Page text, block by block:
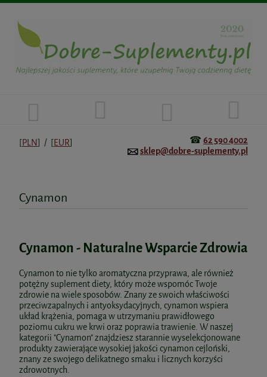
[PLN] / [EUR] ☎ 62 590 4002
sklep@dobre-suplementy.pl
Cynamon
Cynamon - Naturalne Wsparcie Zdrowia
Cynamon to nie tylko aromatyczna przyprawa, ale również
potężny suplement diety, który może wspomóc Twoje
zdrowie na wiele sposobów. Znany ze swoich właściwości
przeciwzapalnych i antyoksydacyjnych, cynamon wspiera
układ krążenia, pomaga w utrzymaniu prawidłowego
poziomu cukru we krwi oraz poprawia trawienie. W naszej
kategorii "Cynamon" znajdziesz starannie wyselekcjonowane
produkty zawierające wysokiej jakości cynamon cejloński,
znany ze swojego delikatnego smaku i licznych korzyści
zdrowotnych.